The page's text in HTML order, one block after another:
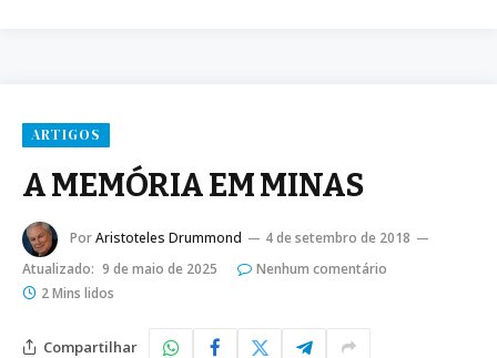
ARTIGOS
A MEMÓRIA EM MINAS
PorAristoteles Drummond
4 de setembro de 2018
Atualizado: 9 de maio de 2025
Nenhum comentário
2 Mins lidos
Compartilhar